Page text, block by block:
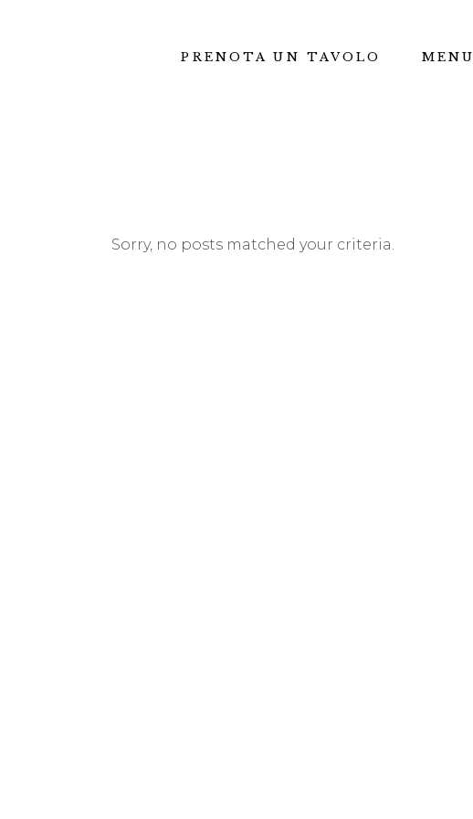
PRENOTA UN TAVOLO MENU
Sorry, no posts matched your criteria.